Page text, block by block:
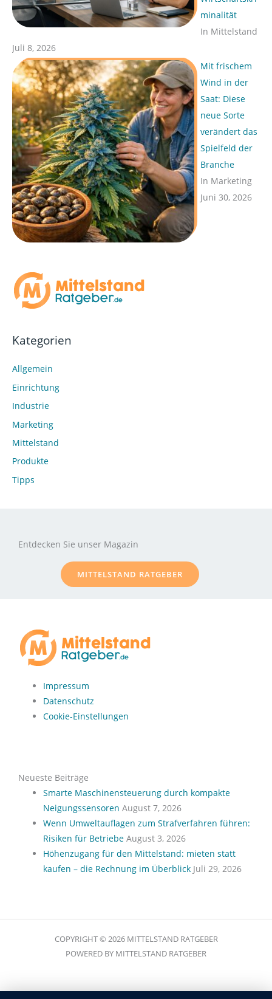
minalität
In Mittelstand
Juli 8, 2026
Mit frischem
Wind in der
Saat: Diese
neue Sorte
verändert das
Spielfeld der
Branche
In Marketing
Juni 30, 2026
Kategorien
Allgemein
Einrichtung
Industrie
Marketing
Mittelstand
Produkte
Tipps
Entdecken Sie unser Magazin
MITTELSTAND RATGEBER
Impressum
Datenschutz
Cookie-Einstellungen
Neueste Beiträge
Smarte Maschinensteuerung durch kompakte
Neigungssensoren August 7, 2026
Wenn Umweltauflagen zum Strafverfahren führen:
Risiken für Betriebe August 3, 2026
Höhenzugang für den Mittelstand: mieten statt
kaufen – die Rechnung im Überblick Juli 29, 2026
COPYRIGHT © 2026 MITTELSTAND RATGEBER
POWERED BY MITTELSTAND RATGEBER